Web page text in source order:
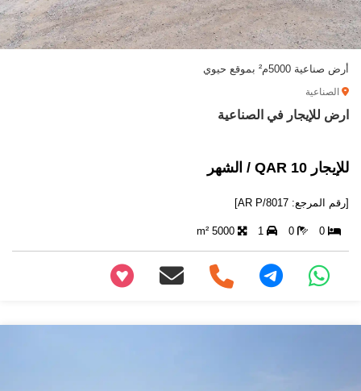
أرض صناعية 5000م² بموقع حيوي
الصناعية
ارض للإيجار في الصناعية
للإيجار 10 QAR / الشهر
[رقم المرجع: AR P/8017]
0
0
1
5000 m²